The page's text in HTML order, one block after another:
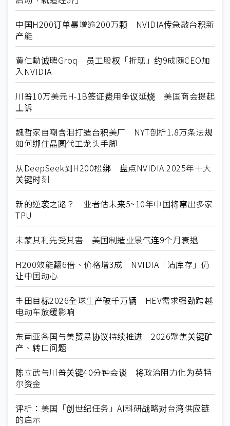
中国H200订单暴增逾200万颗 NVIDIA传急敲台积新
产能
黄仁勳诚聘Groq 员工股权「折现」约9成随CEO加
入NVIDIA
川普10万美元H-1B签证费用争议延烧 美国商会提起
上诉
魏哲家自嘲含泪打造台积美厂 NYT剖析1.8万条法规
如何绑住晶圆代工龙头手脚
从DeepSeek到H200松绑 盘点NVIDIA 2025年十大
关键时刻
新的逆袭之路？ 业者估未来5~10年中国将窜出多家
TPU
未蒙其利先受其害 美国制造业景气连9个月衰退
H200效能翻6倍、价格增3成 NVIDIA「清库存」仍
让中国动心
丰田目标2026全球生产破千万辆 HEV需求强劲跨越
电动车放缓影响
东南亚各国与美贸易协议持续推进 2026聚焦关键矿
产、转口问题
陈立武与川普关键40分钟会谈 将政治阻力化为英特
尔资金
评析：美国「创世纪任务」AI科研战略对台湾供应链
的启示